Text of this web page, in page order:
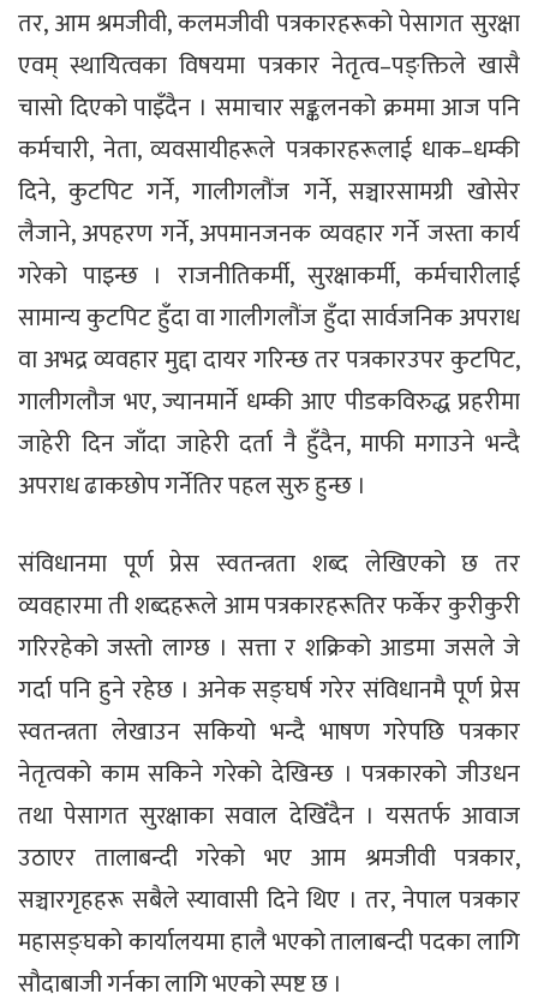
तर, आम श्रमजीवी, कलमजीवी पत्रकारहरूको पेसागत सुरक्षा
एवम् स्थायित्वका विषयमा पत्रकार नेतृत्व–पङ्क्तिले खासै
चासो दिएको पाइँदैन । समाचार सङ्कलनको क्रममा आज पनि
कर्मचारी, नेता, व्यवसायीहरूले पत्रकारहरूलाई धाक–धम्की
दिने, कुटपिट गर्ने, गालीगलौंज गर्ने, सञ्चारसामग्री खोसेर
लैजाने, अपहरण गर्ने, अपमानजनक व्यवहार गर्ने जस्ता कार्य
गरेको पाइन्छ । राजनीतिकर्मी, सुरक्षाकर्मी, कर्मचारीलाई
सामान्य कुटपिट हुँदा वा गालीगलौंज हुँदा सार्वजनिक अपराध
वा अभद्र व्यवहार मुद्दा दायर गरिन्छ तर पत्रकारउपर कुटपिट,
गालीगलौज भए, ज्यानमार्ने धम्की आए पीडकविरुद्ध प्रहरीमा
जाहेरी दिन जाँदा जाहेरी दर्ता नै हुँदैन, माफी मगाउने भन्दै
अपराध ढाकछोप गर्नेतिर पहल सुरु हुन्छ ।
संविधानमा पूर्ण प्रेस स्वतन्त्रता शब्द लेखिएको छ तर
व्यवहारमा ती शब्दहरूले आम पत्रकारहरूतिर फर्केर कुरीकुरी
गरिरहेको जस्तो लाग्छ । सत्ता र शक्रिको आडमा जसले जे
गर्दा पनि हुने रहेछ । अनेक सङ्घर्ष गरेर संविधानमै पूर्ण प्रेस
स्वतन्त्रता लेखाउन सकियो भन्दै भाषण गरेपछि पत्रकार
नेतृत्वको काम सकिने गरेको देखिन्छ । पत्रकारको जीउधन
तथा पेसागत सुरक्षाका सवाल देखिँदैन । यसतर्फ आवाज
उठाएर तालाबन्दी गरेको भए आम श्रमजीवी पत्रकार,
सञ्चारगृहहरू सबैले स्यावासी दिने थिए । तर, नेपाल पत्रकार
महासङ्घको कार्यालयमा हालै भएको तालाबन्दी पदका लागि
सौदाबाजी गर्नका लागि भएको स्पष्ट छ ।